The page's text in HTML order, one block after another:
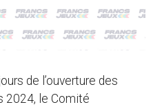
de l’ouverture des
2024, le Comité